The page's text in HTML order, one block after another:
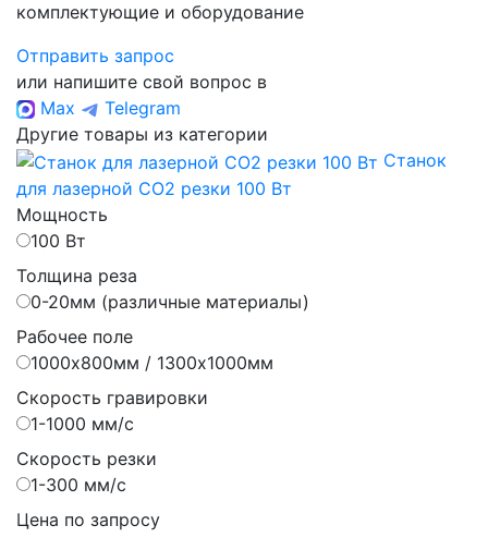
комплектующие и оборудование
Отправить запрос
или напишите свой вопрос в
Max
Telegram
Другие товары из категории
Станок
для лазерной CO2 резки 100 Вт
Мощность
100 Вт
Толщина реза
0-20мм (различные материалы)
Рабочее поле
1000х800мм / 1300х1000мм
Скорость гравировки
1-1000 мм/с
Скорость резки
1-300 мм/с
Цена по запросу